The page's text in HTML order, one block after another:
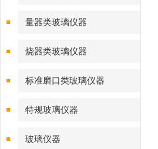
量器类玻璃仪器
烧器类玻璃仪器
标准磨口类玻璃仪器
特规玻璃仪器
玻璃仪器